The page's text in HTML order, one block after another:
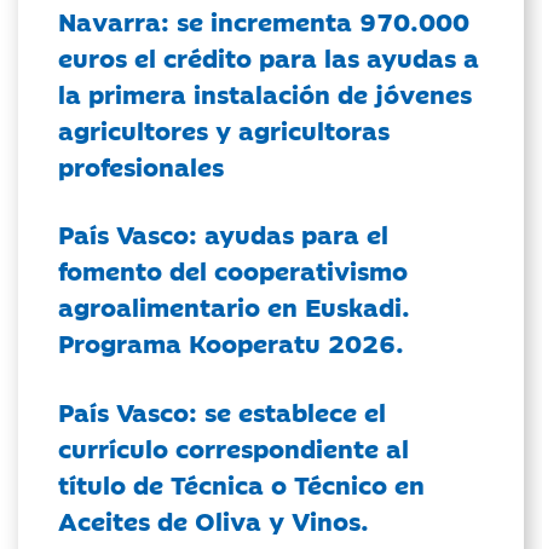
Navarra: se incrementa 970.000
euros el crédito para las ayudas a
la primera instalación de jóvenes
agricultores y agricultoras
profesionales
País Vasco: ayudas para el
fomento del cooperativismo
agroalimentario en Euskadi.
Programa Kooperatu 2026.
País Vasco: se establece el
currículo correspondiente al
título de Técnica o Técnico en
Aceites de Oliva y Vinos.